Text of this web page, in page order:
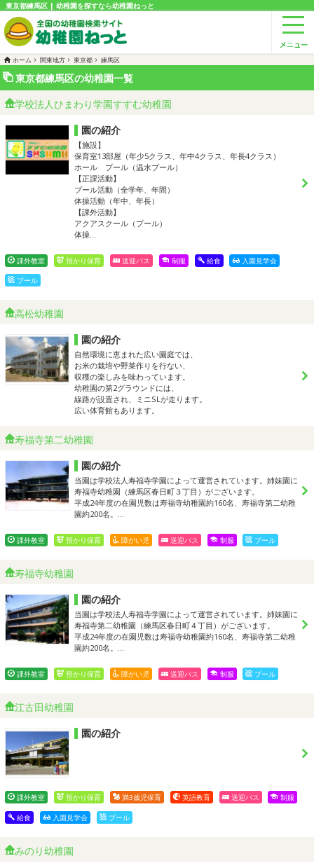
東京都練馬区 | 幼稚園を探すなら幼稚園ねっと
ホーム 関東地方 東京都 練馬区
東京都練馬区の幼稚園一覧
学校法人ひまわり学園すすむ幼稚園
園の紹介
【施設】
保育室13部屋（年少5クラス、年中4クラス、年長4クラス）
ホール プール（温水プール）
【正課活動】
プール活動（全学年、年間）
体操活動（年中、年長）
【課外活動】
アクアスクール（プール）
体操…
課外教室 預かり保育 送迎バス 制服 給食 入園見学会
プール
高松幼稚園
園の紹介
自然環境に恵まれた広い園庭では、
お米の栽培や野菜作りを行ない、
収穫の楽しみを味わっています。
幼稚園の第2グラウンドには、
線路が設置され、ミニSLが走ります。
広い体育館もあります。
寿福寺第二幼稚園
園の紹介
当園は学校法人寿福寺学園によって運営されています。姉妹園に
寿福寺幼稚園（練馬区春日町３丁目）がございます。
平成24年度の在園児数は寿福寺幼稚園約160名、寿福寺第二幼稚
園約200名。…
課外教室 預かり保育 障がい児 送迎バス 制服 プール
寿福寺幼稚園
園の紹介
当園は学校法人寿福寺学園によって運営されています。姉妹園に
寿福寺第二幼稚園（練馬区春日町４丁目）がございます。
平成24年度の在園児数は寿福寺幼稚園約160名、寿福寺第二幼稚
園約200名。…
課外教室 預かり保育 障がい児 送迎バス 制服 プール
江古田幼稚園
園の紹介
課外教室 預かり保育 満3歳児保育 英語教育 送迎バス 制服
給食 入園見学会 プール
みのり幼稚園